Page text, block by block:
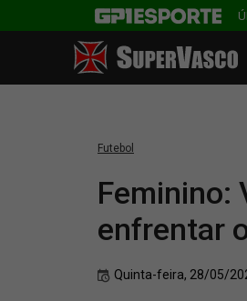
Futebol
Feminino:
enfrentar
Quinta-feira, 28/05/